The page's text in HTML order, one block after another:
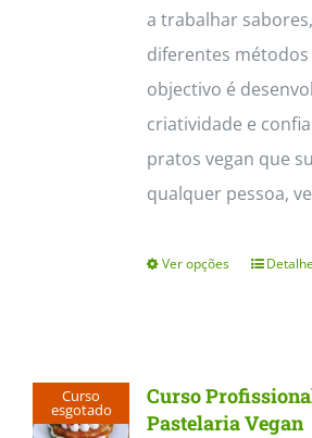
a trabalhar
diferentes métodos
objectivo é
criatividade e
pratos vegan que
qualquer pessoa,
Ver opções
This
Curso
esgotado
Curso
Pastelaria Vegan